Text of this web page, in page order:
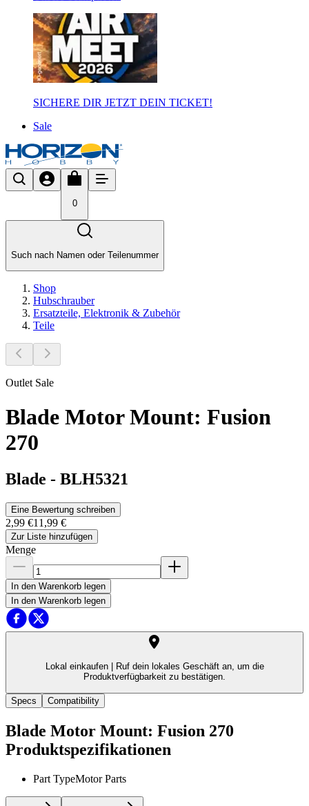
SICHERE DIR JETZT DEIN TICKET!
Sale
0
Such nach Namen oder Teilenummer
Shop
Hubschrauber
Ersatzteile, Elektronik & Zubehör
Teile
Outlet Sale
Blade Motor Mount: Fusion
270
Blade - BLH5321
Eine Bewertung schreiben
2,99 €11,99 €
Zur Liste hinzufügen
Menge
In den Warenkorb legen
In den Warenkorb legen
Lokal einkaufen |
Ruf dein lokales Geschäft an, um die
Produktverfügbarkeit zu bestätigen.
Specs Compatibility
Blade Motor Mount: Fusion 270
Produktspezifikationen
Part TypeMotor Parts